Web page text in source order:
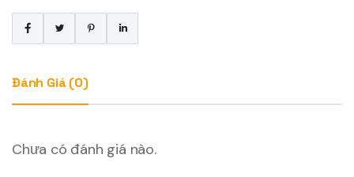
Hải
15h
số
Đánh Giá (0)
Chưa có đánh giá nào.